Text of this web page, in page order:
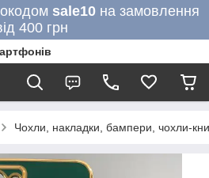
sale10 на замовлення
400 грн
Чохли, накладки, бампери, чохли-